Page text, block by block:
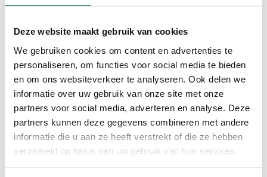
Deze website maakt gebruik van cookies
We gebruiken cookies om content en advertenties te
personaliseren, om functies voor social media te bieden
en om ons websiteverkeer te analyseren. Ook delen we
informatie over uw gebruik van onze site met onze
partners voor social media, adverteren en analyse. Deze
partners kunnen deze gegevens combineren met andere
informatie die u aan ze heeft verstrekt of die ze hebben
verzameld op basis van uw gebruik van hun services.